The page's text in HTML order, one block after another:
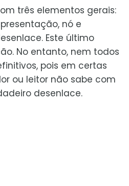
três elementos gerais:
nó e
Este último
No entanto, nem todos
pois em certas
ou leitor não sabe com
desenlace.